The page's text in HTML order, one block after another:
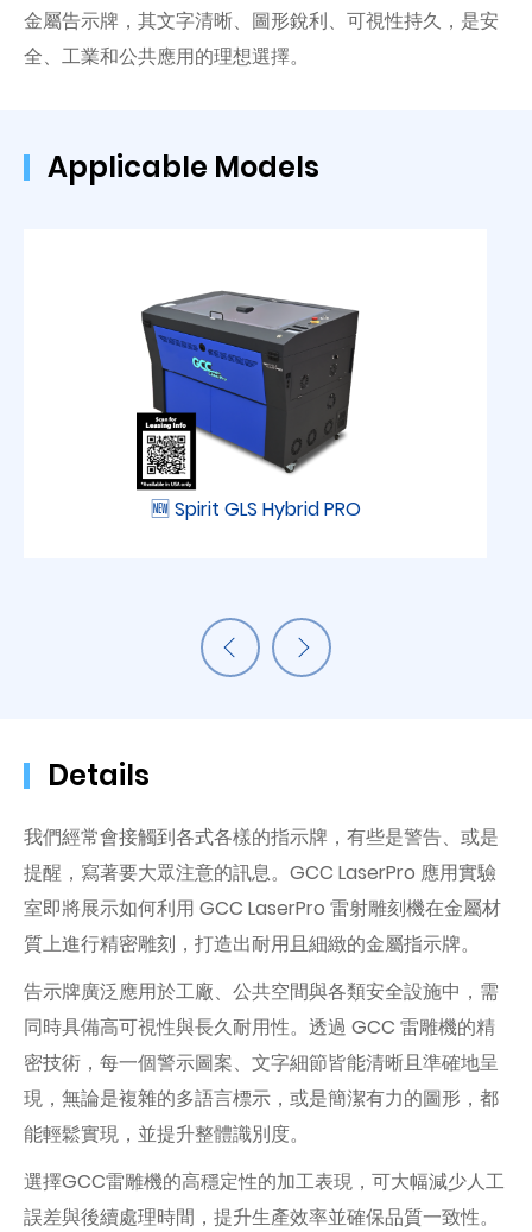
金屬告示牌，其文字清晰、圖形銳利、可視性持久，是安
全、工業和公共應用的理想選擇。
Applicable Models
🆕 Spirit GLS Hybrid PRO
Details
我們經常會接觸到各式各樣的指示牌，有些是警告、或是
提醒，寫著要大眾注意的訊息。GCC LaserPro 應用實驗
室即將展示如何利用 GCC LaserPro 雷射雕刻機在金屬材
質上進行精密雕刻，打造出耐用且細緻的金屬指示牌。
告示牌廣泛應用於工廠、公共空間與各類安全設施中，需
同時具備高可視性與長久耐用性。透過 GCC 雷雕機的精
密技術，每一個警示圖案、文字細節皆能清晰且準確地呈
現，無論是複雜的多語言標示，或是簡潔有力的圖形，都
能輕鬆實現，並提升整體識別度。
選擇GCC雷雕機的高穩定性的加工表現，可大幅減少人工
誤差與後續處理時間，提升生產效率並確保品質一致性。